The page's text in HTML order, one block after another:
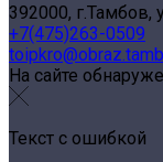
392000, г.Тамбов,
+7(475)263-0509
На сайте
Текст с ошибкой